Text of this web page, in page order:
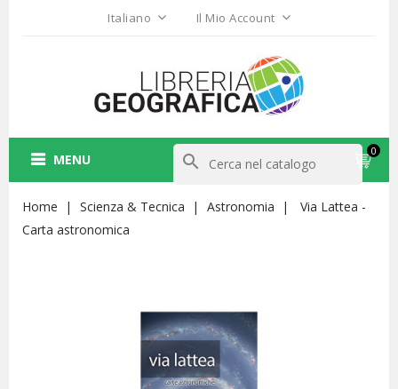
Italiano Il Mio Account
0
MENU search
Home Scienza & Tecnica Astronomia
Via Lattea -
Carta astronomica